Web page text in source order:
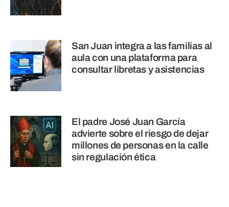
San Juan integra a las familias al
aula con una plataforma para
consultar libretas y asistencias
El padre José Juan García
advierte sobre el riesgo de dejar
millones de personas en la calle
sin regulación ética